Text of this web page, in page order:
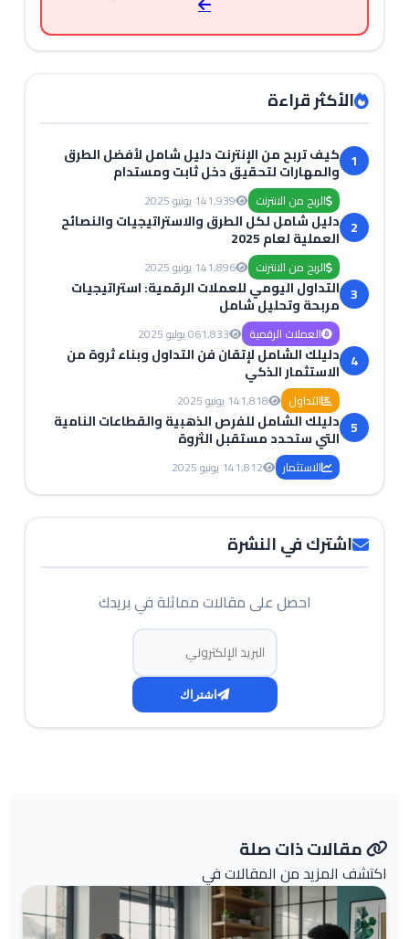
الأكثر قراءة
1 كيف تربح من الإنترنت دليل شامل لأفضل الطرق
والمهارات لتحقيق دخل ثابت ومستدام
الربح من الانترنت 1,93914 يونيو 2025
2 دليل شامل لكل الطرق والاستراتيجيات والنصائح
العملية لعام 2025
الربح من الانترنت 1,89614 يونيو 2025
3 التداول اليومي للعملات الرقمية: استراتيجيات
مربحة وتحليل شامل
العملات الرقمية 1,83306 يوليو 2025
4 دليلك الشامل لإتقان فن التداول وبناء ثروة من
الاستثمار الذكي
التداول 1,81814 يونيو 2025
5 دليلك الشامل للفرص الذهبية والقطاعات النامية
التي ستحدد مستقبل الثروة
الاستثمار 1,81214 يونيو 2025
اشترك في النشرة
احصل على مقالات مماثلة في بريدك
البريد الإلكتروني
اشتراك
مقالات ذات صلة
اكتشف المزيد من المقالات في